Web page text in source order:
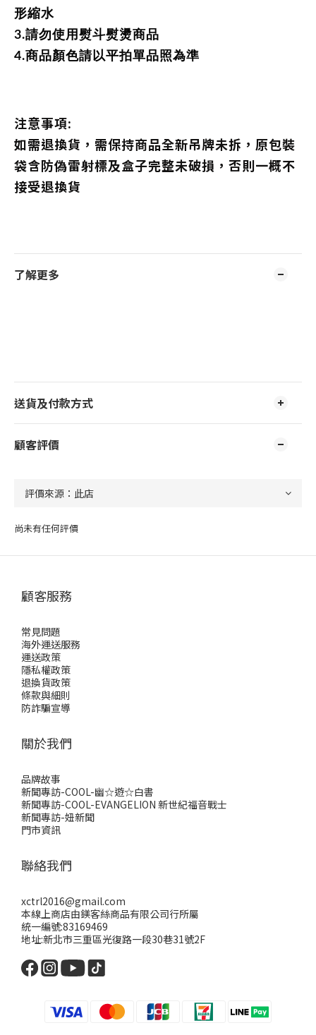
形縮水
3.請勿使用熨斗熨燙商品
4.商品顏色請以平拍單品照為準
注意事項:
如需退換貨，需保持商品全新吊牌未拆，原包裝
袋含防偽雷射標及盒子完整未破損，否則一概不
接受退換貨
了解更多
送貨及付款方式
顧客評價
尚未有任何評價
顧客服務
常見問題
海外運送服務
運送政策
隱私權政策
退換貨政策
條款與細則
防詐騙宣導
關於我們
品牌故事
新聞專訪-COOL-幽☆遊☆白書
新聞專訪-COOL-EVANGELION 新世紀福音戰士
新聞專訪-妞新聞
門市資訊
聯絡我們
xctrl2016@gmail.com
本線上商店由鎂客絲商品有限公司行所屬
統一編號:83169469
地址:新北市三重區光復路一段30巷31號2F